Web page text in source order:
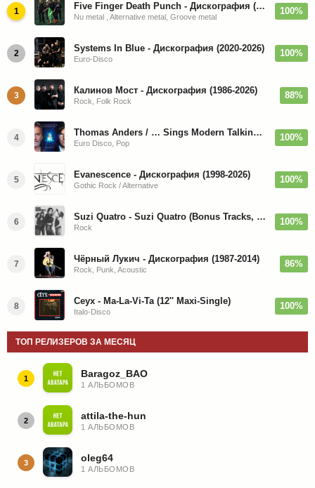
1 Five Finger Death Punch - Дискография (2008-2026)
Nu metal , Alternative metal, Groove metal
100%
2 Systems In Blue - Дискография (2020-2026)
Euro-Disco
100%
3 Калинов Мост - Дискография (1986-2026)
Rock, Folk Rock
88%
4 Thomas Anders / … Sings Modern Talking: The Best hi-res
Euro Disco, Pop
100%
5 Evanescence - Дискография (1998-2026)
Gothic Rock / Alternative
100%
6 Suzi Quatro - Suzi Quatro (Bonus Tracks, Remaster) 1973/2022
Rock
100%
7 Чёрный Лукич - Дискография (1987-2014)
Rock, Punk, Acoustic
86%
8 Ceyx - Ma-La-Vi-Ta (12'' Maxi-Single)
Italo-Disco
100%
ТОП РЕЛИЗЕРОВ ЗА МЕСЯЦ
1 Baragoz_BAO
1 АЛЬБОМОВ
2 attila-the-hun
1 АЛЬБОМОВ
3 oleg64
1 АЛЬБОМОВ